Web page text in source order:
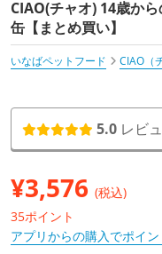
CIAO(チャオ) 14歳か
缶【まとめ買い】
いなばペットフード
CIAO（
5.0 レビ
¥3,576 (税込)
35ポイント
アプリからの購入でポイン